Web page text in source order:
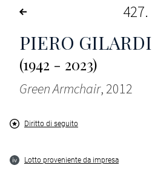
427
PIERO GILARDI
(1942 - 2023)
Green Armchair, 2012
Diritto di seguito
Lotto proveniente da impresa